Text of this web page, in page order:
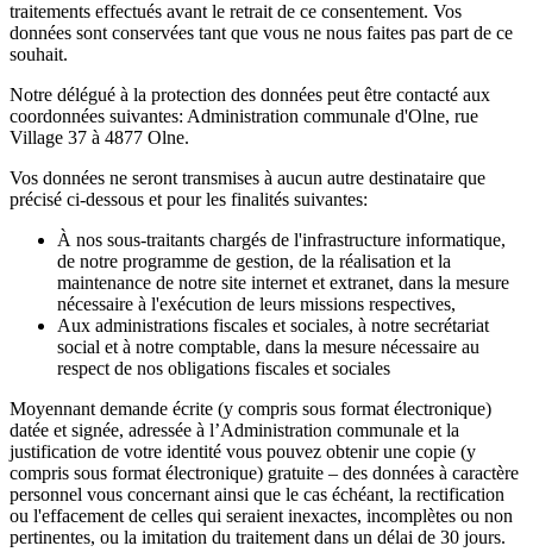
traitements effectués avant le retrait de ce consentement. Vos
données sont conservées tant que vous ne nous faites pas part de ce
souhait.
Notre délégué à la protection des données peut être contacté aux
coordonnées suivantes: Administration communale d'Olne, rue
Village 37 à 4877 Olne.
Vos données ne seront transmises à aucun autre destinataire que
précisé ci-dessous et pour les finalités suivantes:
À nos sous-traitants chargés de l'infrastructure informatique,
de notre programme de gestion, de la réalisation et la
maintenance de notre site internet et extranet, dans la mesure
nécessaire à l'exécution de leurs missions respectives,
Aux administrations fiscales et sociales, à notre secrétariat
social et à notre comptable, dans la mesure nécessaire au
respect de nos obligations fiscales et sociales
Moyennant demande écrite (y compris sous format électronique)
datée et signée, adressée à l’Administration communale et la
justification de votre identité vous pouvez obtenir une copie (y
compris sous format électronique) gratuite – des données à caractère
personnel vous concernant ainsi que le cas échéant, la rectification
ou l'effacement de celles qui seraient inexactes, incomplètes ou non
pertinentes, ou la imitation du traitement dans un délai de 30 jours.